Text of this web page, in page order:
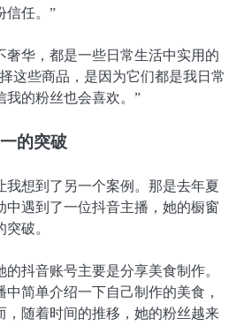
信任。”
奢华，都是一些日常生活中实用的
这些商品，是因为它们都是我日常
我的粉丝也会喜欢。”
的突破
我想到了另一个案例。那是去年夏
中遇到了一位抖音主播，她的橱窗
破。
抖音账号主要是分享美食制作。
中简单介绍一下自己制作的美食，
，随着时间的推移，她的粉丝越来